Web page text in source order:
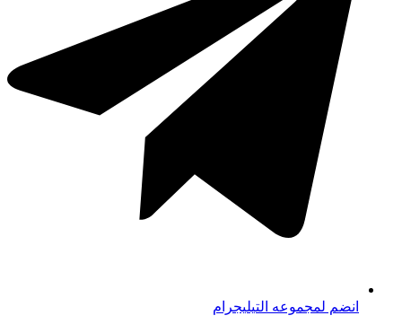
انضم لمجموعه التيليجرام